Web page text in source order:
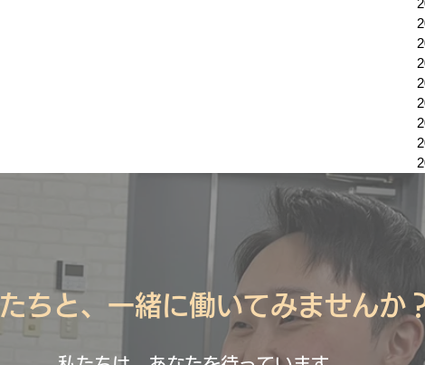
ちと、一緒に働いてみませんか